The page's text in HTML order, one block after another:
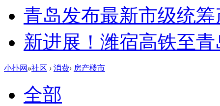
青岛发布最新市级统
新进展！潍宿高铁至
小扑网 »社区 › 消费› 房产楼市
全部